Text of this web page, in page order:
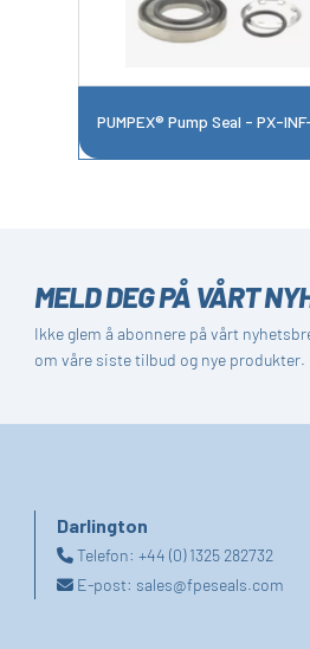
PUMPEX® Pump Seal - PX-
MELD DEG PÅ VÅRT
Ikke glem å abonnere på vårt
om våre siste tilbud og nye produkter.
Darlington
Telefon:+44 (0) 1325 282732
E-post: sales@fpeseals.com